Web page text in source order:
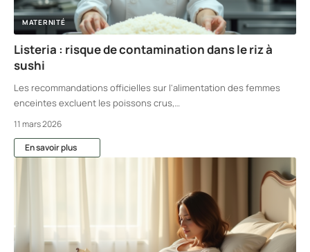
MATERNITÉ
Listeria : risque de contamination dans le riz à
sushi
Les recommandations officielles sur l'alimentation des femmes
enceintes excluent les poissons crus,…
11 mars 2026
En savoir plus